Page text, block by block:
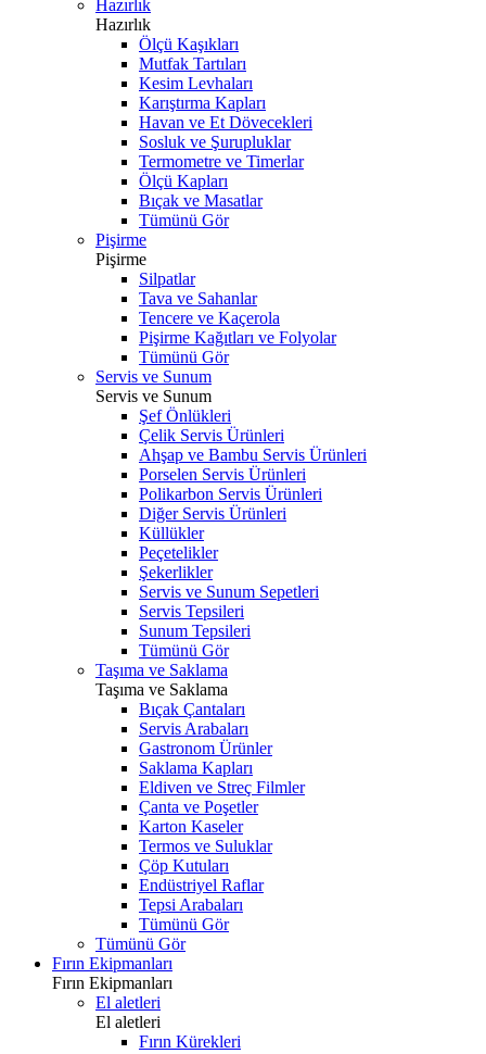
Hazırlık
Hazırlık
Ölçü Kaşıkları
Mutfak Tartıları
Kesim Levhaları
Karıştırma Kapları
Havan ve Et Dövecekleri
Sosluk ve Şurupluklar
Termometre ve Timerlar
Ölçü Kapları
Bıçak ve Masatlar
Tümünü Gör
Pişirme
Pişirme
Silpatlar
Tava ve Sahanlar
Tencere ve Kaçerola
Pişirme Kağıtları ve Folyolar
Tümünü Gör
Servis ve Sunum
Servis ve Sunum
Şef Önlükleri
Çelik Servis Ürünleri
Ahşap ve Bambu Servis Ürünleri
Porselen Servis Ürünleri
Polikarbon Servis Ürünleri
Diğer Servis Ürünleri
Küllükler
Peçetelikler
Şekerlikler
Servis ve Sunum Sepetleri
Servis Tepsileri
Sunum Tepsileri
Tümünü Gör
Taşıma ve Saklama
Taşıma ve Saklama
Bıçak Çantaları
Servis Arabaları
Gastronom Ürünler
Saklama Kapları
Eldiven ve Streç Filmler
Çanta ve Poşetler
Karton Kaseler
Termos ve Suluklar
Çöp Kutuları
Endüstriyel Raflar
Tepsi Arabaları
Tümünü Gör
Tümünü Gör
Fırın Ekipmanları
Fırın Ekipmanları
El aletleri
El aletleri
Fırın Kürekleri